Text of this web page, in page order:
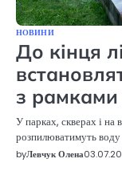
НОВИНИ
До кінця
з
У парках, скверах і
розпилюватимуть
byЛевчук Олена